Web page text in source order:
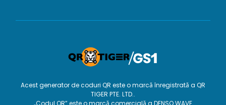
Acest generator de coduri QR este o marcă înregistrată a QR
TIGER PTE. LTD..
„Codul QR” este o marcă comercială a DENSO WAVE